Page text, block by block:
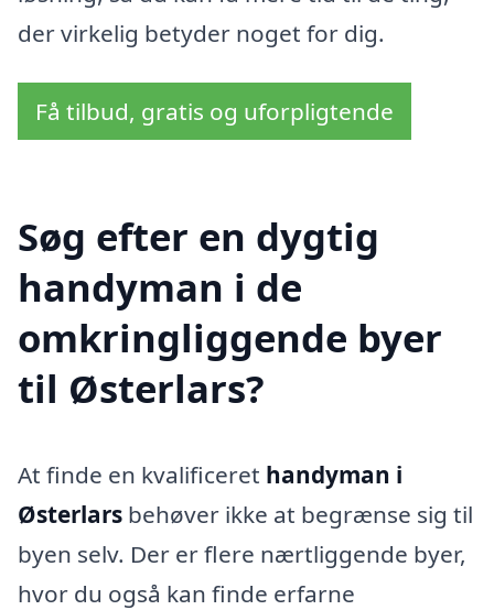
der virkelig betyder noget for dig.
Få tilbud, gratis og uforpligtende
Søg efter en dygtig
handyman i de
omkringliggende byer
til Østerlars?
At finde en kvalificeret handyman i
Østerlars behøver ikke at begrænse sig til
byen selv. Der er flere nærtliggende byer,
hvor du også kan finde erfarne